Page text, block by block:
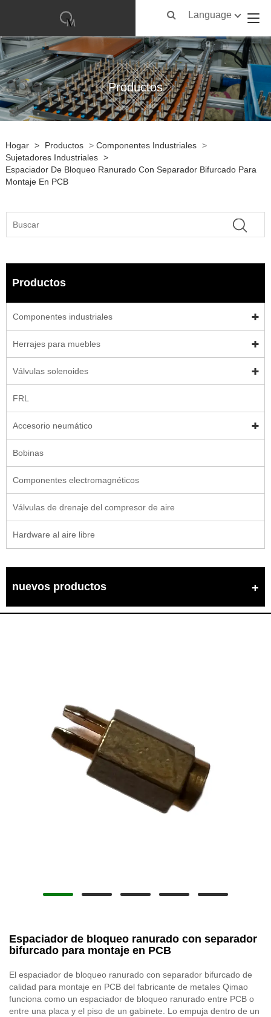
Language
Productos
Hogar > Productos > Componentes Industriales >
Sujetadores Industriales >
Espaciador De Bloqueo Ranurado Con Separador Bifurcado Para
Montaje En PCB
Productos
Componentes industriales
Herrajes para muebles
Válvulas solenoides
FRL
Accesorio neumático
Bobinas
Componentes electromagnéticos
Válvulas de drenaje del compresor de aire
Hardware al aire libre
nuevos productos
Espaciador de bloqueo ranurado con separador
bifurcado para montaje en PCB
El espaciador de bloqueo ranurado con separador bifurcado de
calidad para montaje en PCB del fabricante de metales Qimao
funciona como un espaciador de bloqueo ranurado entre PCB o
entre una placa y el piso de un gabinete. Lo empuja dentro de un